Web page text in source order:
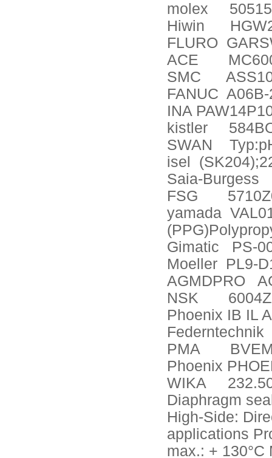
molex
Hiwin
FLURO
ACE
SMC
FANUC
INA
kistler
SWAN
isel
Saia-Burgess
FSG
yamada
Gimatic
PS-
Moeller PL9-
AGMDPRO
NSK
Phoenix IB IL
Federntechnik
PMA
Phoenix
WIKA
Diaphragm
High-Side:
applications
max.: +